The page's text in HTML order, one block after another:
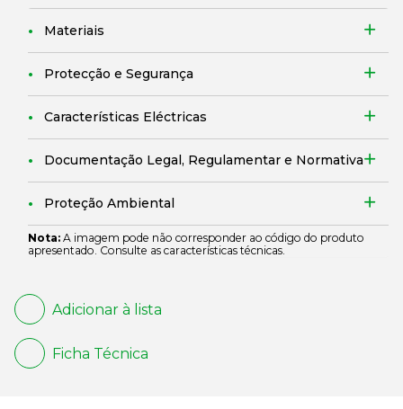
Materiais
Protecção e Segurança
Características Eléctricas
Documentação Legal, Regulamentar e Normativa
Proteção Ambiental
Nota: A imagem pode não corresponder ao código do produto
apresentado. Consulte as características técnicas.
Adicionar à lista
Ficha Técnica